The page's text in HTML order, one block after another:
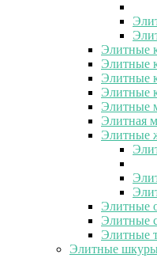
Элитные
Элитные
Элитные
Элитные
Элитные
Элитная
Элитные
Элитные
Элитные
Элитные
Элитные